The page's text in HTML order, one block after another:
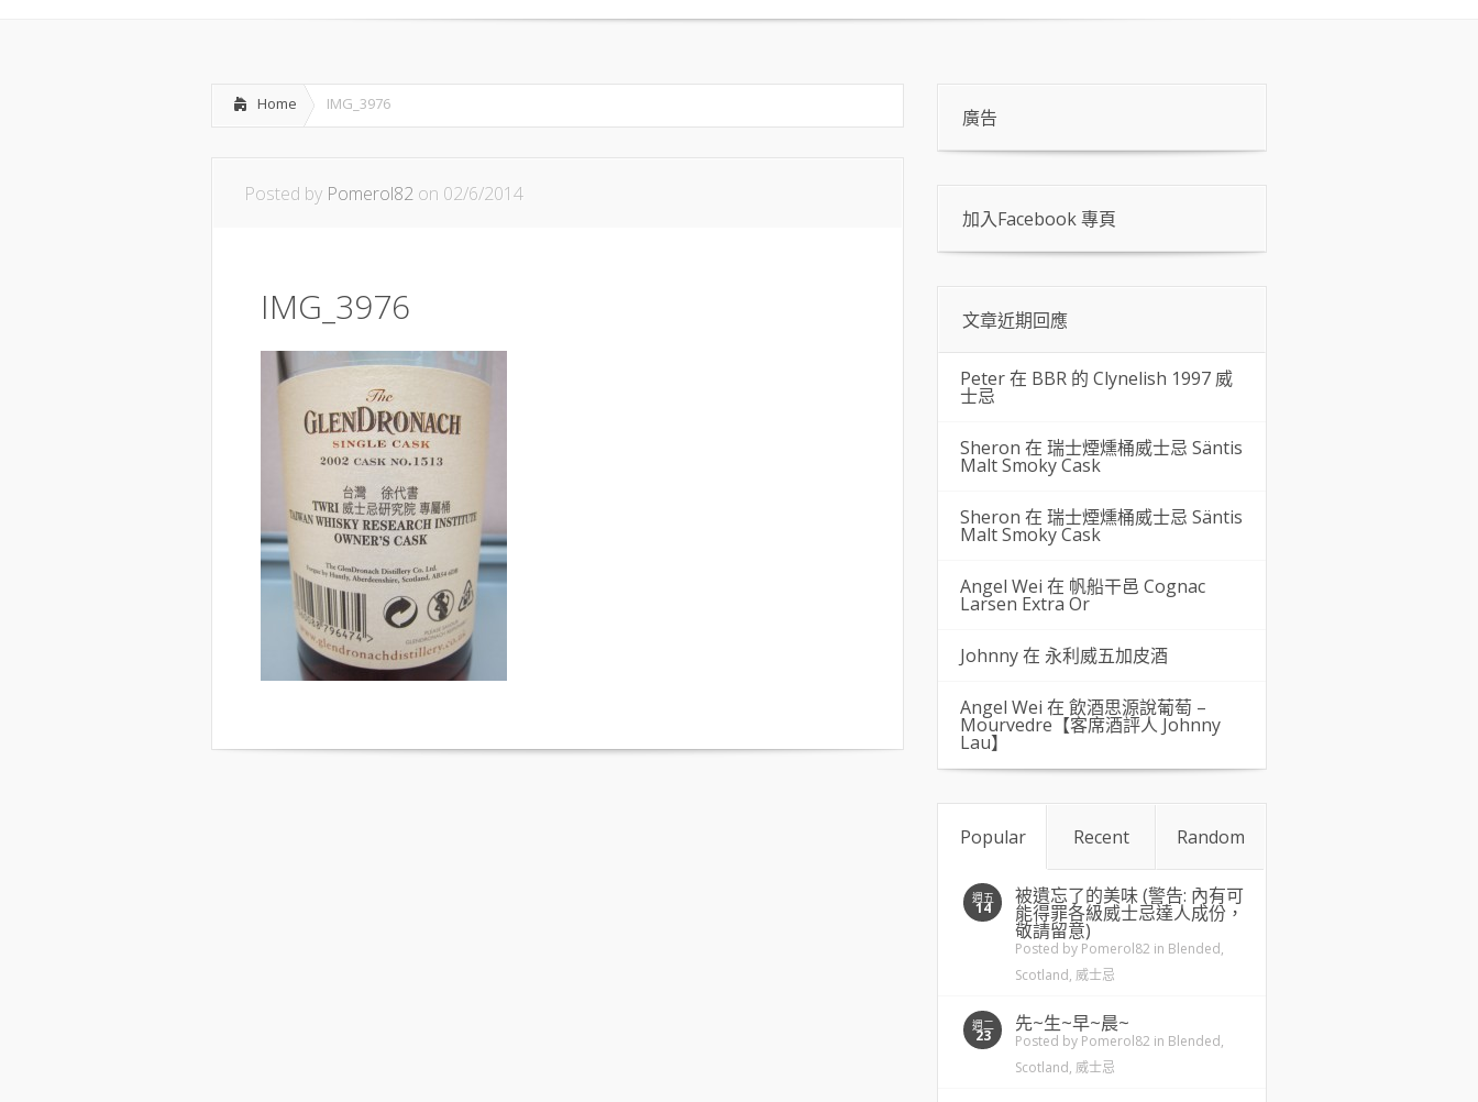
Home IMG_3976
Posted by Pomerol82 on 02/6/2014
IMG_3976
廣告
加入Facebook 專頁
文章近期回應
Peter 在 BBR 的 Clynelish 1997 威
士忌
Sheron 在 瑞士煙燻桶威士忌 Säntis
Malt Smoky Cask
Sheron 在 瑞士煙燻桶威士忌 Säntis
Malt Smoky Cask
Angel Wei 在 帆船干邑 Cognac
Larsen Extra Or
Johnny 在 永利威五加皮酒
Angel Wei 在 飲酒思源說葡萄 –
Mourvedre【客席酒評人 Johnny
Lau】
Popular Recent Random
週五
14
被遺忘了的美味 (警告: 內有可
能得罪各級威士忌達人成份，
敬請留意)
Posted by Pomerol82 in Blended,
Scotland, 威士忌
週二
23
先~生~早~晨~
Posted by Pomerol82 in Blended,
Scotland, 威士忌